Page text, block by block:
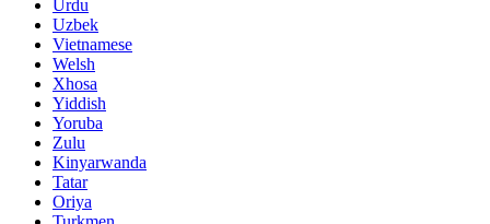
Urdu
Uzbek
Vietnamese
Welsh
Xhosa
Yiddish
Yoruba
Zulu
Kinyarwanda
Tatar
Oriya